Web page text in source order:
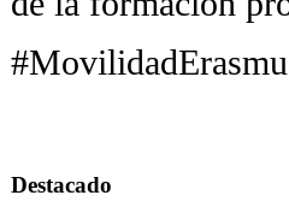
Destacado